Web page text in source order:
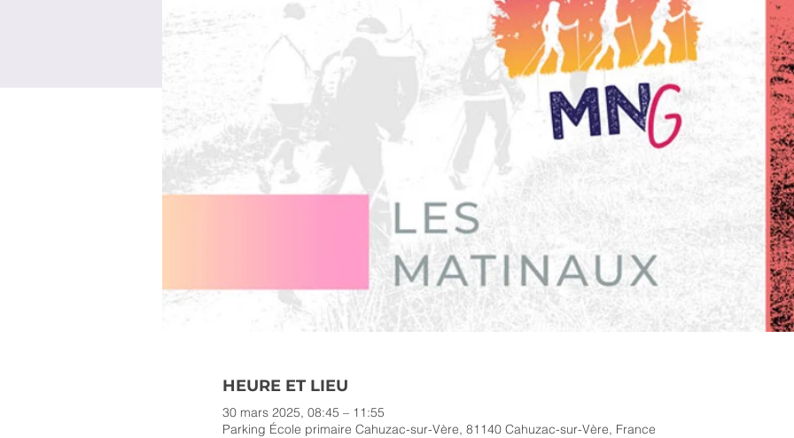
HEURE ET LIEU
30 mars 2025, 08:45 – 11:55
Parking École primaire Cahuzac-sur-Vère, 81140 Cahuzac-sur-Vère, France